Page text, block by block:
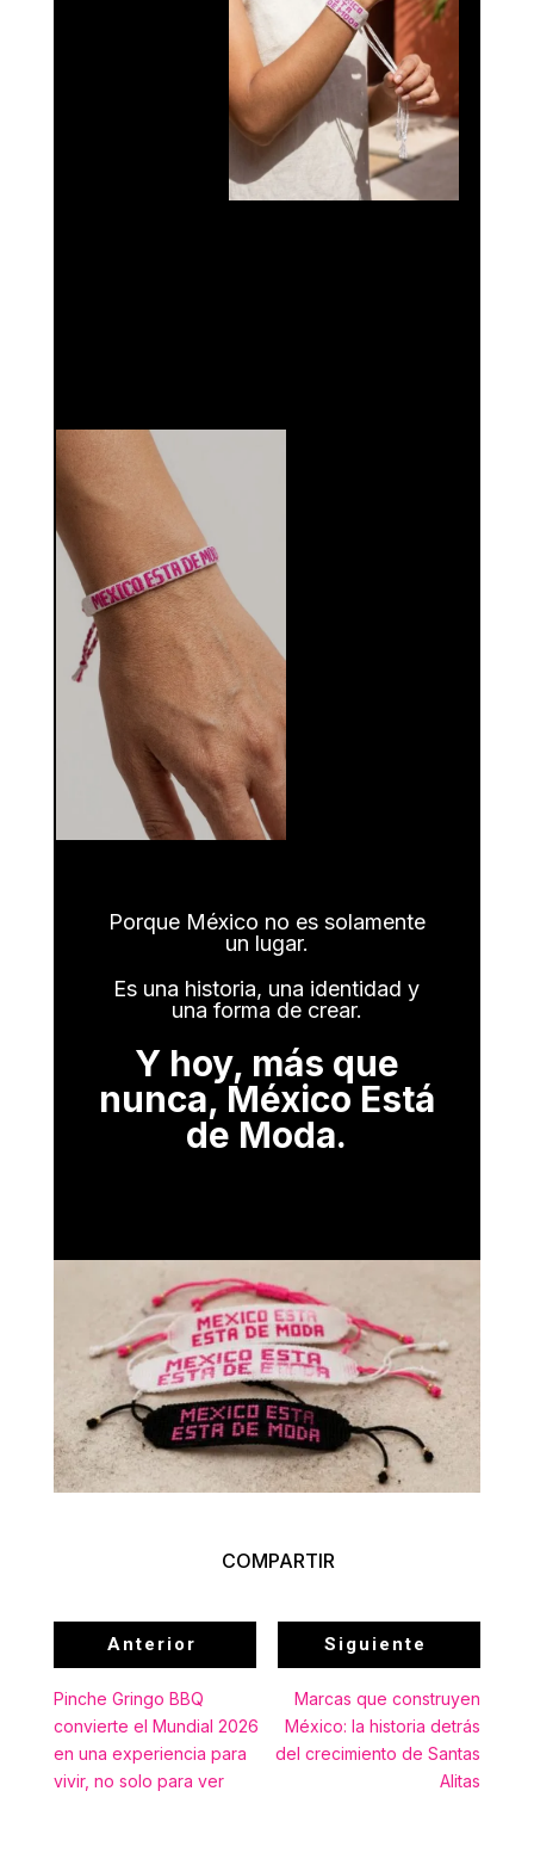
Porque México no es solamente
un lugar.
Es una historia, una identidad y
una forma de crear.
Y hoy, más que
nunca, México Está
de Moda.
COMPARTIR
Anterior
Pinche Gringo BBQ
convierte el Mundial 2026
en una experiencia para
vivir, no solo para ver
Siguiente
Marcas que construyen
México: la historia detrás
del crecimiento de Santas
Alitas